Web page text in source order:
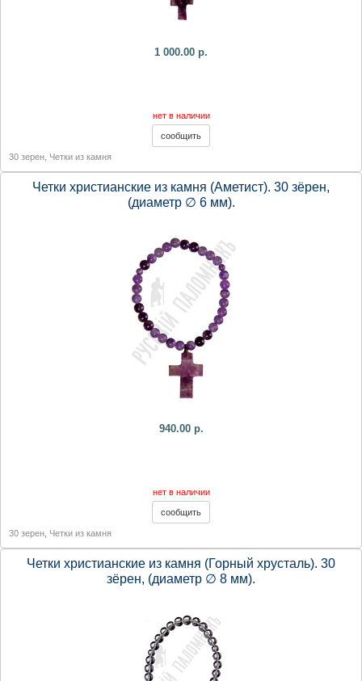
1 000.00 р.
нет в наличии
30 зерен Четки из камня
Четки христианские из камня (Аметист). 30 зёрен,
(диаметр ∅ 6 мм).
940.00 р.
нет в наличии
30 зерен Четки из камня
Четки христианские из камня (Горный хрусталь). 30
зёрен, (диаметр ∅ 8 мм).